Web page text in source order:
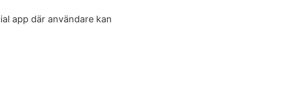
app där användare kan